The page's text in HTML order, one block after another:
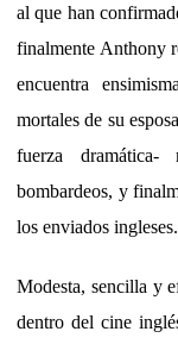
al que han
finalmente Anthony
encuentra
mortales de su
fuerza
bombardeos, y
los enviados ingleses.
Modesta, sencilla y
dentro del cine